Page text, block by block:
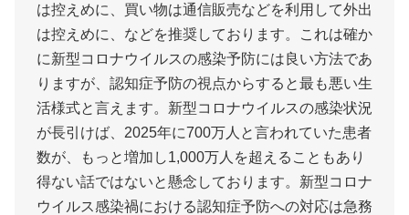
は控えめに、買い物は通信販売などを利用して外出
は控えめに、などを推奨しております。これは確か
に新型コロナウイルスの感染予防には良い方法であ
りますが、認知症予防の視点からすると最も悪い生
活様式と言えます。新型コロナウイルスの感染状況
が長引けば、2025年に700万人と言われていた患者
数が、もっと増加し1,000万人を超えることもあり
得ない話ではないと懸念しております。新型コロナ
ウイルス感染禍における認知症予防への対応は急務